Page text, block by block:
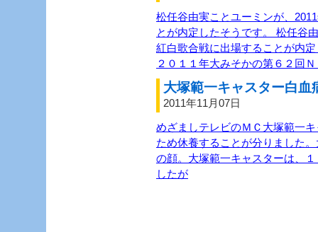
松任谷由実ことユーミンが、
とが内定したそうです。 松任谷
紅白歌合戦に出場することが内
２０１１年大みそかの第６２回
大塚範一キャスター白血
2011年11月07日
めざましテレビのＭＣ大塚範一
ため休養することが分りました
の顔。大塚範一キャスターは、
したが